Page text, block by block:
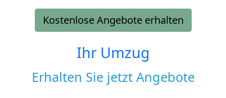
Kostenlose Angebote erhalten
Ihr Umzug
Erhalten Sie jetzt Angebote